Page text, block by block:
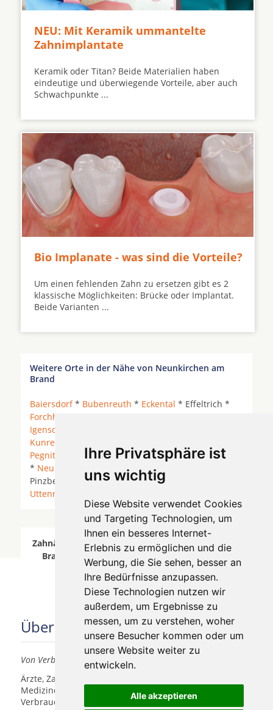
Ihre Privatsphäre ist
uns wichtig
Diese Website verwendet Cookies
und Targeting Technologien, um
Ihnen ein besseres Internet-
Erlebnis zu ermöglichen und die
Werbung, die Sie sehen, besser an
Ihre Bedürfnisse anzupassen.
Diese Technologien nutzen wir
außerdem, um Ergebnisse zu
messen, um zu verstehen, woher
unsere Besucher kommen oder um
unsere Website weiter zu
entwickeln.
Alle akzeptieren
NEU: Mit Keramik ummantelte
Zahnimplantate
Keramik oder Titan? Beide Materialien haben
eindeutige und überwiegende Vorteile, aber auch
Schwachpunkte ...
Bio Implanate - was sind die Vorteile?
Um einen fehlenden Zahn zu ersetzen gibt es 2
klassische Möglichkeiten: Brücke oder Implantat.
Beide Varianten ...
Weitere Orte in der Nähe von Neunkirchen am
Brand
Baiersdorf* Bubenreuth * Eckental * Effeltrich *
Forchheim
Igensdorf
Kunreuth
Pegnitz
* Leutenbach (Oberfranken) * Marloffstein
* Neunkirchen am Brand * Neunkirchen am Sand
Pinzberg * Poxdorf (Oberfranken) *
Uttenreuth
Zahnärzte für Zahnimplantete in Neunkirchen am
Brand wurde am 06 August 2026 aktualisiert.
Über uns
Von Verbrauchern für Verbraucher
Ärzte, Zahnärzte, Akustiker und andere
Medizindienstleister haben hier die Möglichkeit, sich
Verbrauchern vorzustellen.